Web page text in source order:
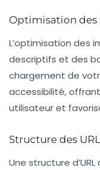
Optimisation des
L’optimisation des
descriptifs et des
chargement de
accessibilité,
utilisateur et
Structure des URL
Une structure